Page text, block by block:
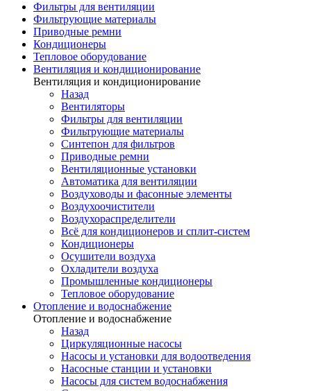
Фильтры для вентиляции
Фильтрующие материалы
Приводные ремни
Кондиционеры
Тепловое оборудование
Вентиляция и кондиционирование
Вентиляция и кондиционирование
Назад
Вентиляторы
Фильтры для вентиляции
Фильтрующие материалы
Синтепон для фильтров
Приводные ремни
Вентиляционные установки
Автоматика для вентиляции
Воздуховоды и фасонные элементы
Воздухоочистители
Воздухораспределители
Всё для кондиционеров и сплит-систем
Кондиционеры
Осушители воздуха
Охладители воздуха
Промышленные кондиционеры
Тепловое оборудование
Отопление и водоснабжение
Отопление и водоснабжение
Назад
Циркуляционные насосы
Насосы и установки для водоотведения
Насосные станции и установки
Насосы для систем водоснабжения